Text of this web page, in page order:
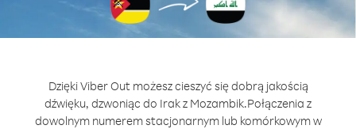
Dzięki Viber Out możesz cieszyć się dobrą jakością
dźwięku, dzwoniąc do Irak z Mozambik.Połączenia z
dowolnym numerem stacjonarnym lub komórkowym w